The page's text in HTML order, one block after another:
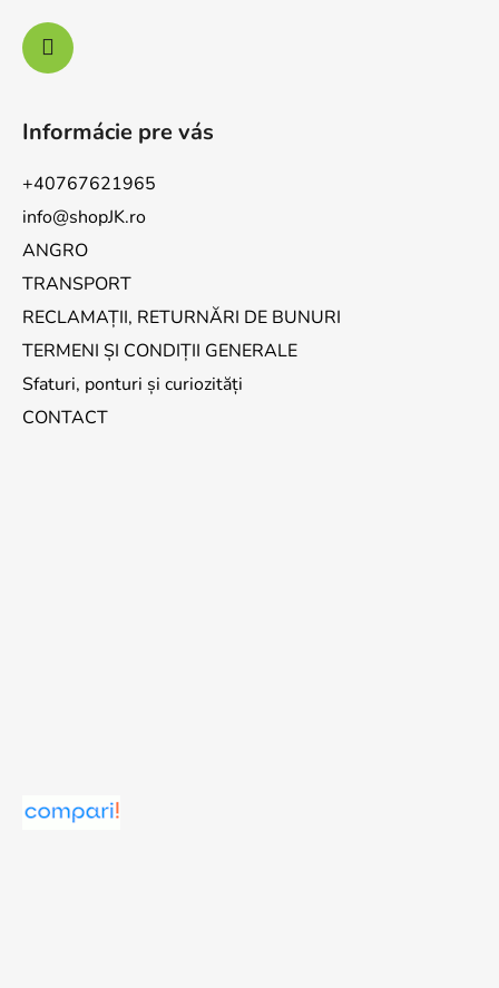
Informácie pre vás
+40767621965
info@shopJK.ro
ANGRO
TRANSPORT
RECLAMAȚII, RETURNĂRI DE BUNURI
TERMENI ȘI CONDIȚII GENERALE
Sfaturi, ponturi și curiozități
CONTACT